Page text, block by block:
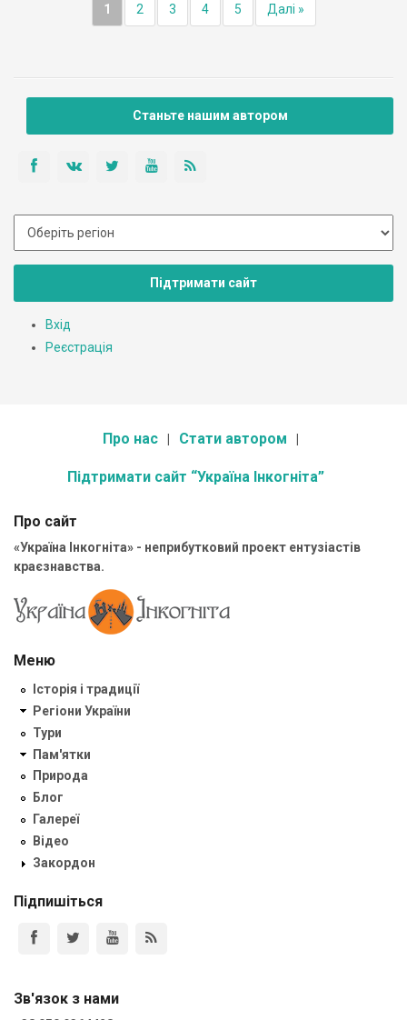
1 2 3 4 5 Далі »
Станьте нашим автором
Підтримати сайт
Вхід
Реєстрація
Про нас Стати автором
Підтримати сайт “Україна Інкогніта”
Про сайт
«Україна Інкогніта» - неприбутковий проект ентузіастів
краєзнавства.
Меню
Історія і традиції
Регіони України
Тури
Пам'ятки
Природа
Блог
Галереї
Відео
Закордон
Підпишіться
Зв'язок з нами